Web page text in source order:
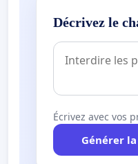
Décrivez le
Écrivez avec vos
Générer